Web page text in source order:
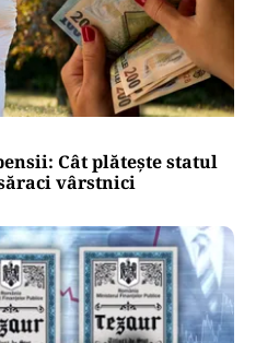
Cât plătește statul
vârstnici